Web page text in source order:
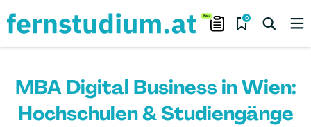
0
MBA Digital Business in Wien:
Hochschulen & Studiengänge